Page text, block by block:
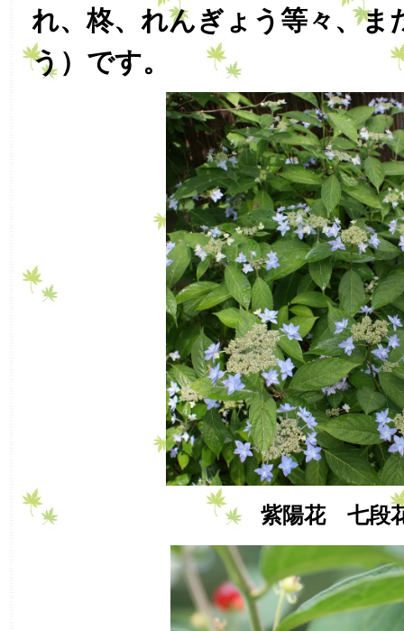
れ、柊、れんぎょう等々、ま
う）です。
紫陽花 七段